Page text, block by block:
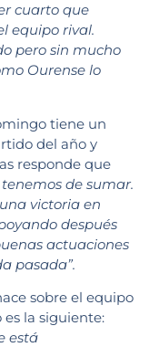
cuarto que
equipo rival.
pero sin mucho
Ourense lo
tiene un
del año y
responde que
de sumar.
victoria en
después
actuaciones
pasada”.
sobre el equipo
la siguiente:
está